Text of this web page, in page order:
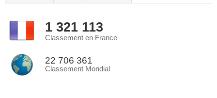
1 321 113
Classement en France
22 706 361
Classement Mondial